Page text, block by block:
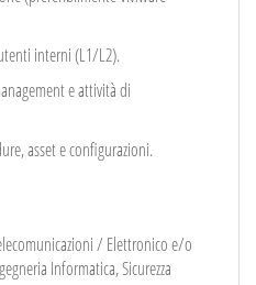
interni (L1/L2).
e attività di
asset e configurazioni.
/ Elettronico e/o
Informatica, Sicurezza